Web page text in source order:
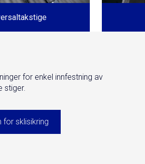
for enkel innfestning av
stiger.
for sklisikring